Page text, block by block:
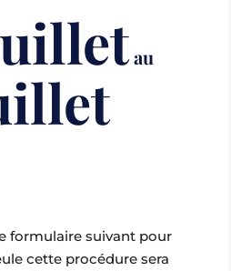
au
formulaire suivant pour
cette procédure sera